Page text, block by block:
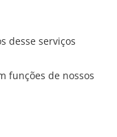
desse serviços
funções de nossos